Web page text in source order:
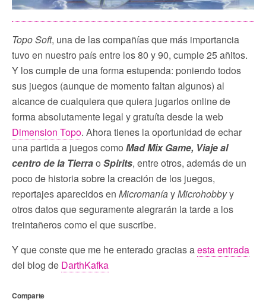
Topo Soft, una de las compañías que más importancia
tuvo en nuestro país entre los 80 y 90, cumple 25 añitos.
Y los cumple de una forma estupenda: poniendo todos
sus juegos (aunque de momento faltan algunos) al
alcance de cualquiera que quiera jugarlos online de
forma absolutamente legal y gratuíta desde la web
Dimension Topo. Ahora tienes la oportunidad de echar
una partida a juegos como Mad Mix Game, Viaje al
centro de la Tierrao Spirits, entre otros, además de un
poco de historia sobre la creación de los juegos,
reportajes aparecidos en MicromaníayMicrohobbyy
otros datos que seguramente alegrarán la tarde a los
treintañeros como el que suscribe.
Y que conste que me he enterado gracias aesta entrada
del blog de DarthKafka
Comparte